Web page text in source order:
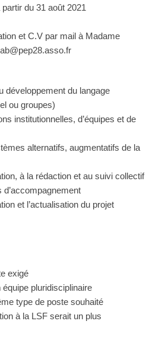
du 31 août 2021
et C.V par mail à Madame
développement du langage
ou groupes)
institutionnelles, d’équipes et de
alternatifs, augmentatifs de la
à la rédaction et au suivi collectif
et l’actualisation du projet
exigé
pluridisciplinaire
type de poste souhaité
à la LSF serait un plus